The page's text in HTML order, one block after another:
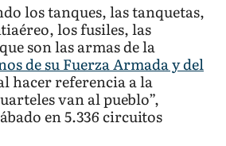
los tanques, las tanquetas,
los fusiles, las
son las armas de la
de su Fuerza Armada y del
hacer referencia a la
van al pueblo”,
en 5.336 circuitos